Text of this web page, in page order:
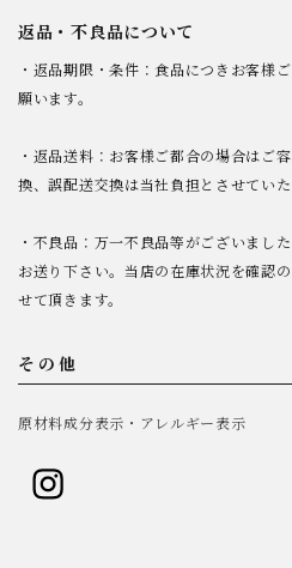
返品・不良品について
・返品期限・条件：食品につきお客様
願います。
・返品送料：お客様ご都合の場合はご
換、誤配送交換は当社負担とさせていた
・不良品：万一不良品等がございまし
お送り下さい。当店の在庫状況を確認
せて頂きます。
その他
原材料成分表示・アレルギー表示